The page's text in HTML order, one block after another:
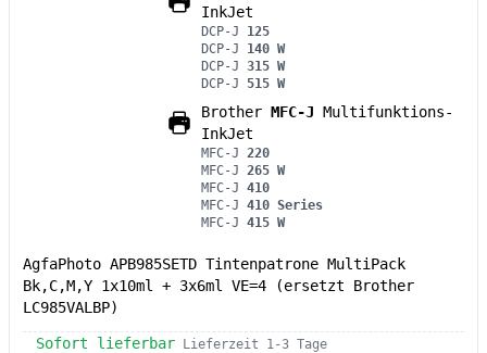
InkJet
DCP-J 125
DCP-J 140 W
DCP-J 315 W
DCP-J 515 W
Brother MFC-J Multifunktions-
InkJet
MFC-J 220
MFC-J 265 W
MFC-J 410
MFC-J 410 Series
MFC-J 415 W
AgfaPhoto APB985SETD Tintenpatrone MultiPack
Bk,C,M,Y 1x10ml + 3x6ml VE=4 (ersetzt Brother
LC985VALBP)
Sofort lieferbar Lieferzeit 1-3 Tage